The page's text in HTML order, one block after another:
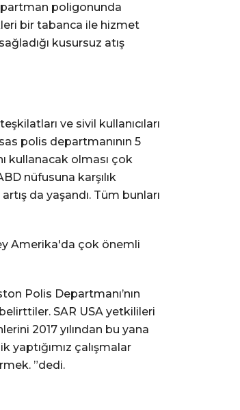
poligonunda
bir tabanca ile hizmet
kusursuz atış
ve sivil kullanıcıları
polis departmanının 5
kullanacak olması çok
nüfusuna karşılık
da yaşandı. Tüm bunları
Amerika'da çok önemli
Polis Departmanı’nın
SAR USA yetkilileri
2017 yılından bu yana
yaptığımız çalışmalar
”dedi.